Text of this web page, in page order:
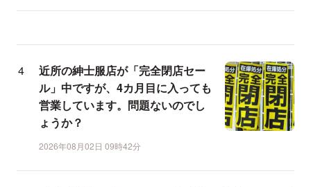
近所の紳士服店が「完全閉店セー
ル」中ですが、4カ月目に入っても
営業しています。問題ないのでし
ょうか？
2026年08月02日 09時42分